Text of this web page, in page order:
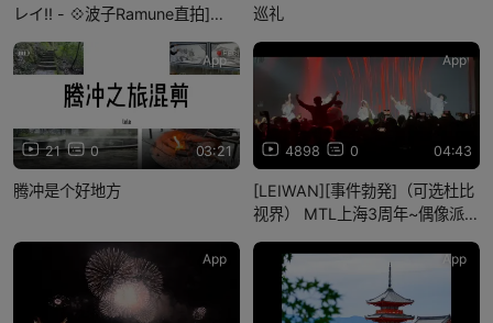
レイ!! - 💠波子Ramune直拍]
千极演艺中心-241208
巡礼
21 0 03:21
App
腾冲是个好地方
4898 0 04:43
App
[LEIWAN][事件勃発]（可选杜比
视界） MTL上海3周年~偶像派系
园-240503
App App